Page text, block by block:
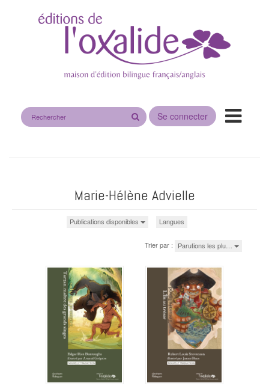
Rechercher
le
Se connecter
Marie-Hélène Advielle
Publications disponibles Langues
Trier par : Parutions les plu…